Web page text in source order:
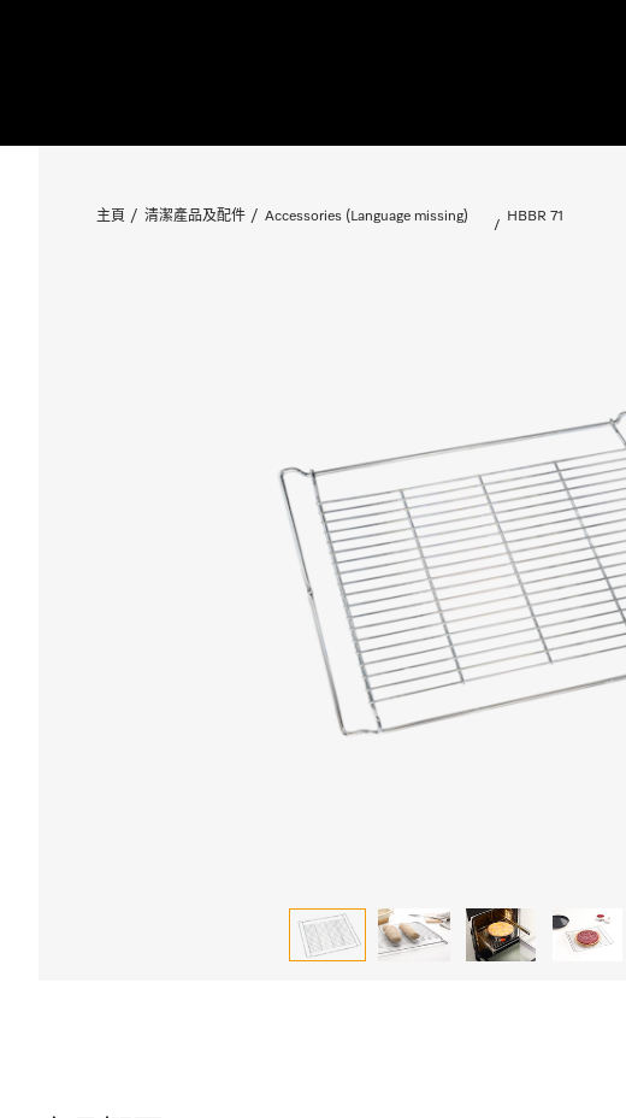
主頁 清潔產品及配件 Accessories (Language missing) HBBR 71